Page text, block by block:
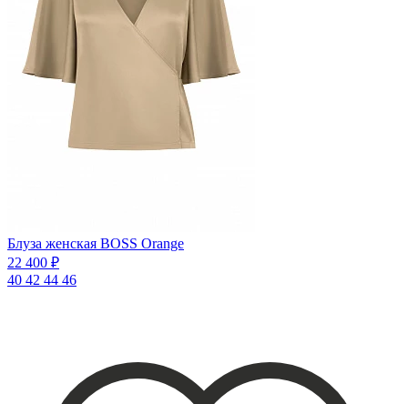
Блуза женская BOSS Orange
22 400 ₽
40 42 44 46